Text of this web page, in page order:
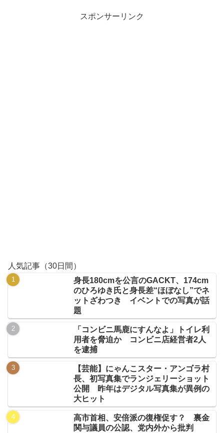
スポンサーリンク
人気記事（30日間）
身長180cmを公言のGACKT、174cm
のひろゆき氏と身長差“ほぼなし”でネ
ットざわつき イベントでの写真が話
題
「コンビニ馬鹿にすんなよ」トイレ利
用者を脅迫か コンビニ店経営者2人
を逮捕
【芸能】にゃんこスター・アンゴラ村
長、初写真集でランジェリーショット
公開 昨年はデジタル写真集が異例の
大ヒット
高市首相、安倍派の復権促す？ 裏金
関与議員の公認、党内外から批判